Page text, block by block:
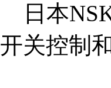
日本
开关控制